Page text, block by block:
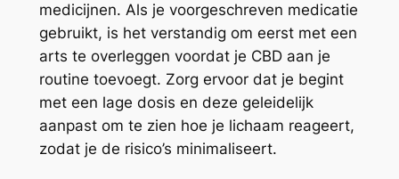
medicijnen. Als je voorgeschreven medicatie
gebruikt, is het verstandig om eerst met een
arts te overleggen voordat je CBD aan je
routine toevoegt. Zorg ervoor dat je begint
met een lage dosis en deze geleidelijk
aanpast om te zien hoe je lichaam reageert,
zodat je de risico’s minimaliseert.